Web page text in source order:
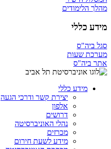
מהלך הלימודים
מידע כללי
סגל ביה"ס
מערכת שעות
אתר ביה"ס
מידע כללי
יצירת קשר ודרכי הגעה
אלפון
דרושים
נהלי האוניברסיטה
מכרזים
מידע לשעת חירום